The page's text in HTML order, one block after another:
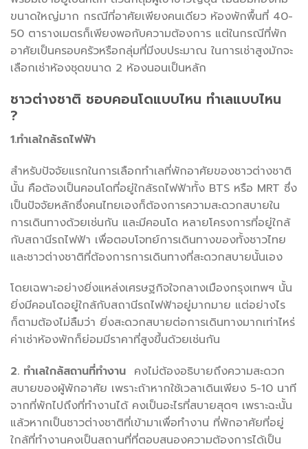
ขนาดใหญ่มาก กรณีที่อาศัยเพียงคนเดียว ห้องพักพื้นที่ 40-
50 ตารางเมตรก็เพียงพอกับความต้องการ แต่ในกรณีที่พัก
อาศัยเป็นครอบครัวหรือกลุ่มที่มีงบประมาณ ในการเช่าสูงมักจะ
เลือกเช่าห้องชุดขนาด 2 ห้องนอนเป็นหลัก
ชาวต่างชาติ ชอบคอนโดแบบไหน ทำเลแบบไหน
?
1.ทำเลใกล้รถไฟฟ้า
สำหรับปัจจัยแรกในการเลือกทำเลที่พักอาศัยของชาวต่างชาติ
นั้น คือต้องเป็นคอนโดที่อยู่ใกล้รถไฟฟ้าทั้ง BTS หรือ MRT ซึ่ง
เป็นปัจจัยหลักซึ่งคนไทยเองก็ต้องการความสะดวกสบายใน
การเดินทางด้วยเช่นกัน และมีคอนโด หลายโครงการที่อยู่ใกล้
กับสถานีรถไฟฟ้า เพื่อตอบโจทย์การเดินทางของทั้งชาวไทย
และชาวต่างชาติที่ต้องการการเดินทางที่สะดวกสบายนั้นเอง
โดยเฉพาะอย่างยิ่งแหล่งเศรษฐกิจใจกลางเมืองกรุงเทพฯ นั้น
ยิ่งมีคอนโดอยู่ใกล้กับสถานีรถไฟฟ้าอยู่มากมาย แต่อย่างไร
ก็ตามต้องไม่ลืมว่า ยิ่งสะดวกสบายต่อการเดินทางมากเท่าไหร่
ค่าเช่าห้องพักก็ย่อมมีราคาที่สูงขึ้นด้วยเช่นกัน
2. ทำเลใกล้สถานที่ทำงาน คงไม่ต้องอธิบายถึงความสะดวก
สบายของผู้พักอาศัย เพราะถ้าหากใช้เวลาเดินเพียง 5-10 นาที
จากที่พักไปถึงที่ทำงานได้ คงเป็นอะไรที่สบายสุดๆ เพราะฉะนั้น
แล้วหากเป็นชาวต่างชาติที่เข้ามาเพื่อทำงาน ที่พักอาศัยที่อยู่
ใกล้ที่ทำงานคงเป็นสถานที่ที่ตอบสนองความต้องการได้เป็น